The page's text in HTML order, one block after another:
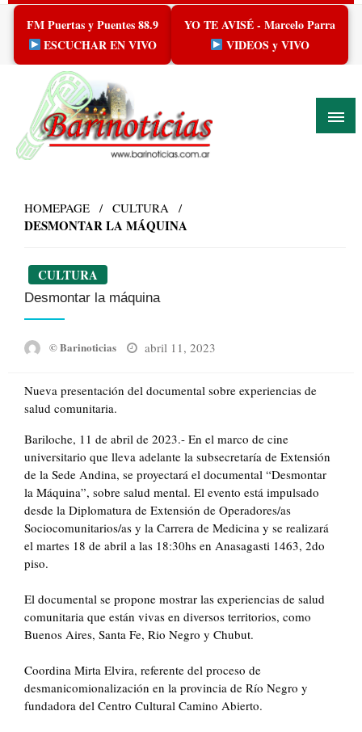
Skip
content
FM Puertas y Puentes 88.9
ESCUCHAR EN VIVO
YO TE AVISÉ - Marcelo Parra
VIDEOS y VIVO
HOMEPAGE CULTURA
DESMONTAR LA MÁQUINA
CULTURA
Desmontar la máquina
© Barinoticias
Posted
abril 11, 2023
Nueva presentación del documental sobre experiencias de
salud comunitaria.
Bariloche, 11 de abril de 2023.- En el marco de cine
universitario que lleva adelante la subsecretaría de Extensión
de la Sede Andina, se proyectará el documental “Desmontar
la Máquina”, sobre salud mental. El evento está impulsado
desde la Diplomatura de Extensión de Operadores/as
Sociocomunitarios/as y la Carrera de Medicina y se realizará
el martes 18 de abril a las 18:30hs en Anasagasti 1463, 2do
piso.
El documental se propone mostrar las experiencias de salud
comunitaria que están vivas en diversos territorios, como
Buenos Aires, Santa Fe, Rio Negro y Chubut.
Coordina Mirta Elvira, referente del proceso de
desmanicomionalización en la provincia de Río Negro y
fundadora del Centro Cultural Camino Abierto.